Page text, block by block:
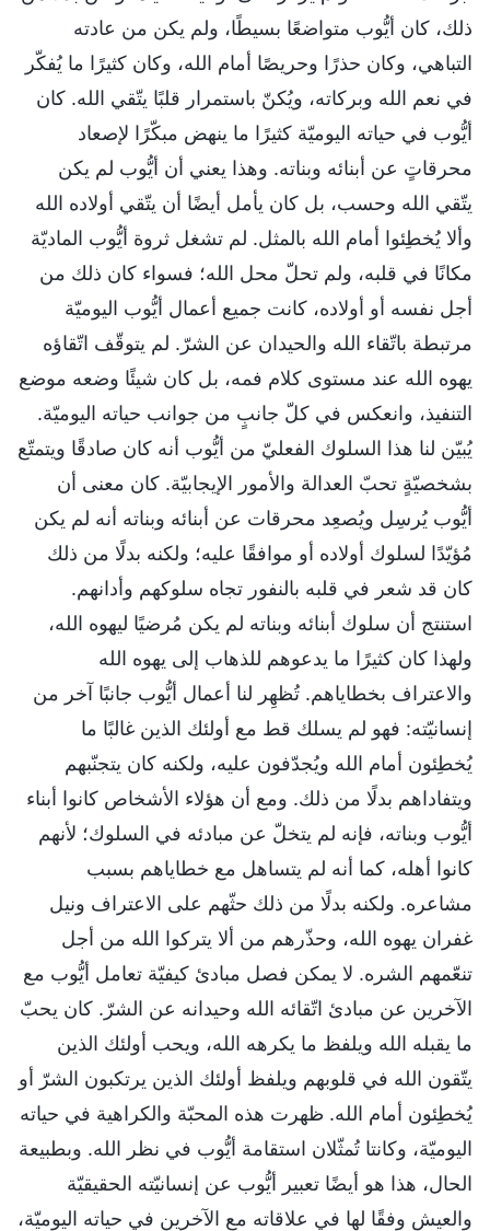
ذلك، كان أيُّوب متواضعًا بسيطًا، ولم يكن من عادته
التباهي، وكان حذرًا وحريصًا أمام الله، وكان كثيرًا ما يُفكّر
في نعم الله وبركاته، ويُكنّ باستمرار قلبًا يتّقي الله. كان
أيُّوب في حياته اليوميّة كثيرًا ما ينهض مبكّرًا لإصعاد
محرقاتٍ عن أبنائه وبناته. وهذا يعني أن أيُّوب لم يكن
يتّقي الله وحسب، بل كان يأمل أيضًا أن يتّقي أولاده الله
وألا يُخطِئوا أمام الله بالمثل. لم تشغل ثروة أيُّوب الماديّة
مكانًا في قلبه، ولم تحلّ محل الله؛ فسواء كان ذلك من
أجل نفسه أو أولاده، كانت جميع أعمال أيُّوب اليوميّة
مرتبطة باتّقاء الله والحيدان عن الشرّ. لم يتوقّف اتّقاؤه
يهوه الله عند مستوى كلام فمه، بل كان شيئًا وضعه موضع
التنفيذ، وانعكس في كلّ جانبٍ من جوانب حياته اليوميّة.
يُبيّن لنا هذا السلوك الفعليّ من أيُّوب أنه كان صادقًا ويتمتّع
بشخصيّةٍ تحبّ العدالة والأمور الإيجابيّة. كان معنى أن
أيُّوب يُرسِل ويُصعِد محرقات عن أبنائه وبناته أنه لم يكن
مُؤيّدًا لسلوك أولاده أو موافقًا عليه؛ ولكنه بدلًا من ذلك
كان قد شعر في قلبه بالنفور تجاه سلوكهم وأدانهم.
استنتج أن سلوك أبنائه وبناته لم يكن مُرضيًا ليهوه الله،
ولهذا كان كثيرًا ما يدعوهم للذهاب إلى يهوه الله
والاعتراف بخطاياهم. تُظهِر لنا أعمال أيُّوب جانبًا آخر من
إنسانيّته: فهو لم يسلك قط مع أولئك الذين غالبًا ما
يُخطِئون أمام الله ويُجدّفون عليه، ولكنه كان يتجنّبهم
ويتفاداهم بدلًا من ذلك. ومع أن هؤلاء الأشخاص كانوا أبناء
أيُّوب وبناته، فإنه لم يتخلّ عن مبادئه في السلوك؛ لأنهم
كانوا أهله، كما أنه لم يتساهل مع خطاياهم بسبب
مشاعره. ولكنه بدلًا من ذلك حثّهم على الاعتراف ونيل
غفران يهوه الله، وحذّرهم من ألا يتركوا الله من أجل
تنعّمهم الشره. لا يمكن فصل مبادئ كيفيّة تعامل أيُّوب مع
الآخرين عن مبادئ اتّقائه الله وحيدانه عن الشرّ. كان يحبّ
ما يقبله الله ويلفظ ما يكرهه الله، ويحب أولئك الذين
يتّقون الله في قلوبهم ويلفظ أولئك الذين يرتكبون الشرّ أو
يُخطِئون أمام الله. ظهرت هذه المحبّة والكراهية في حياته
اليوميّة، وكانتا تُمثّلان استقامة أيُّوب في نظر الله. وبطبيعة
الحال، هذا هو أيضًا تعبير أيُّوب عن إنسانيّته الحقيقيّة
والعيش وفقًا لها في علاقاته مع الآخرين في حياته اليوميّة،